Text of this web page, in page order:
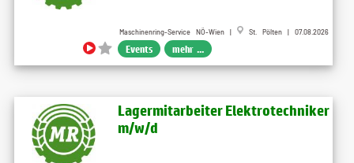
Maschinenring-Service NÖ-Wien | St. Pölten | 07.08.2026
Events mehr ...
Lagermitarbeiter Elektrotechniker
m​/w​/d